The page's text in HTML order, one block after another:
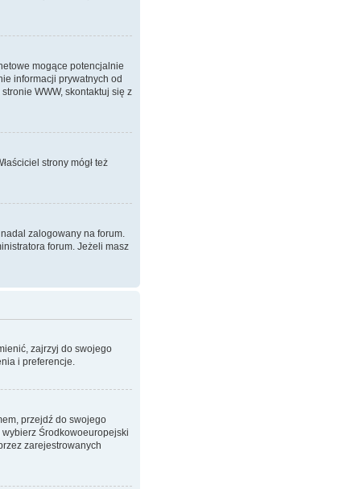
mogące potencjalnie
informacji prywatnych od
WWW, skontaktuj się z
strony mógł też
zalogowany na forum.
forum. Jeżeli masz
zajrzyj do swojego
i preferencje.
przejdź do swojego
wybierz Środkowoeuropejski
zarejestrowanych